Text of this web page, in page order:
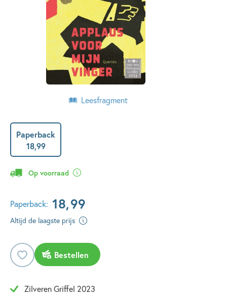
Leesfragment
Paperback
18,99
Op voorraad
Paperback: 18,99
Altijd de laagste prijs
Bestellen
Zilveren Griffel 2023